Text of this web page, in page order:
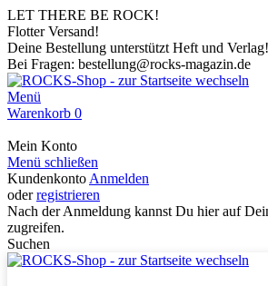
LET THERE BE ROCK!
Flotter Versand!
Deine Bestellung unterstützt Heft und Verlag!
Bei Fragen: bestellung@rocks-magazin.de
Menü
Warenkorb 0
Mein Konto
Menü schließen
Kundenkonto Anmelden
oderregistrieren
Nach der Anmeldung kannst Du hier auf
zugreifen.
Suchen